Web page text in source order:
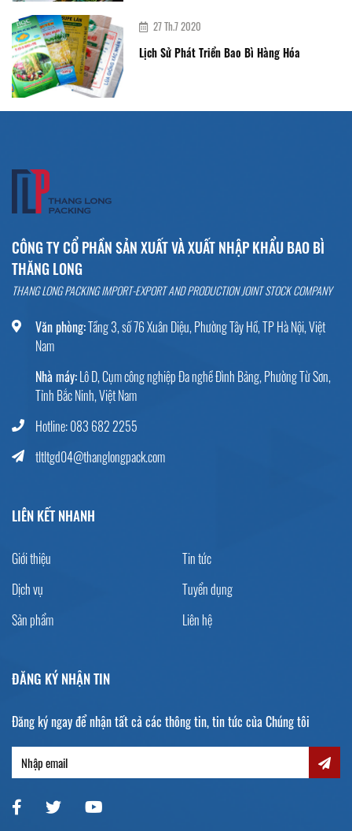
27 Th.7 2020
Lịch Sử Phát Triển Bao Bì Hàng Hóa
CÔNG TY CỔ PHẦN SẢN XUẤT VÀ XUẤT NHẬP KHẨU BAO BÌ
THĂNG LONG
THANG LONG PACKING IMPORT-EXPORT AND PRODUCTION JOINT STOCK COMPANY
Văn phòng:Tầng 3, số 76 Xuân Diệu, Phường Tây Hồ, TP Hà Nội, Việt
Nam
Nhà máy:Lô D, Cụm công nghiệp Đa nghề Đình Bảng, Phường Từ Sơn,
Tỉnh Bắc Ninh, Việt Nam
Hotline: 083 682 2255
tltltgd04@thanglongpack.com
LIÊN KẾT NHANH
Giới thiệu
Dịch vụ
Sản phẩm
Tin tức
Tuyển dụng
Liên hệ
ĐĂNG KÝ NHẬN TIN
Đăng ký ngay để nhận tất cả các thông tin, tin tức của Chúng tôi